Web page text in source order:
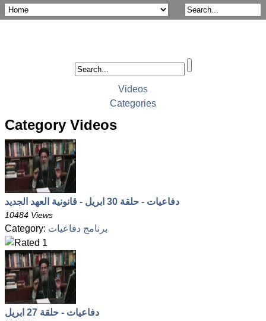
Videos
Categories
Category Videos
دفاعيات - حلقة 30 ابريل - قانونية العهد الجديد
10484 Views
Category: برنامج دفاعيات
دفاعيات - حلقة 27 ابريل